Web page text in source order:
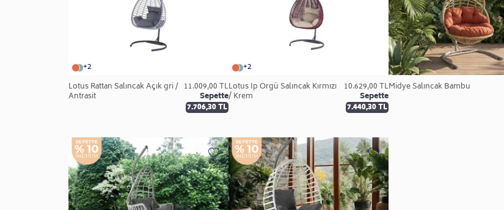
+2
Lotus Rattan Salıncak Açık gri /
Antrasit
11.009,00 TL
Sepette
7.706,30 TL
+2
Lotus İp Örgü Salıncak Kırmızı
/ Krem
10.629,00 TL
Sepette
7.440,30 TL
Midye Salıncak Bambu